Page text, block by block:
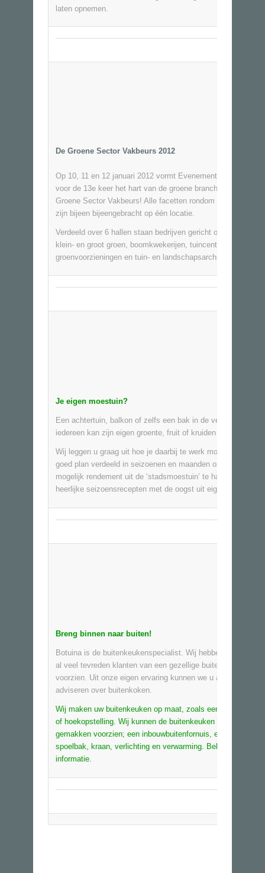
laten opnemen.
De Groene Sector Vakbeurs 2012
Op 10, 11 en 12 januari 2012 vormt Evenementenhal
voor de 13e keer het hart van de groene branche tijdens De
Groene Sector Vakbeurs! Alle facetten rondom de groene
zijn bijeen bijeengebracht op één locatie.
Verdeeld over 6 hallen staan bedrijven gericht op u als
klein- en groot groen, boomkwekerijen, tuincentra, gemeente
groenvoorzieningen en tuin- en landschapsarchitecten.
Je eigen moestuin?
Een achtertuin, balkon of zelfs een bak in de vensterbank:
iedereen kan zijn eigen groente, fruit of kruiden telen.
Wij leggen u graag uit hoe je daarbij te werk moet gaan. Een
goed plan verdeeld in seizoenen en maanden om zo veel
mogelijk rendement uit de ‘stadsmoestuin’ te halen. Maak
heerlijke seizoensrecepten met de oogst uit eigen tuin.
Breng binnen naar buiten!
Botuina is de buitenkeukenspecialist. Wij hebben de laatste
al veel tevreden klanten van een gezellige buitenkeuken
voorzien. Uit onze eigen ervaring kunnen we u als de beste
adviseren over buitenkoken.
Wij maken uw buitenkeuken op maat, zoals een
of hoekopstelling. Wij kunnen de buitenkeuken van alle
gemakken voorzien; een inbouwbuitenfornuis, een koelkast,
spoelbak, kraan, verlichting en verwarming. Bel gerust voor
informatie.